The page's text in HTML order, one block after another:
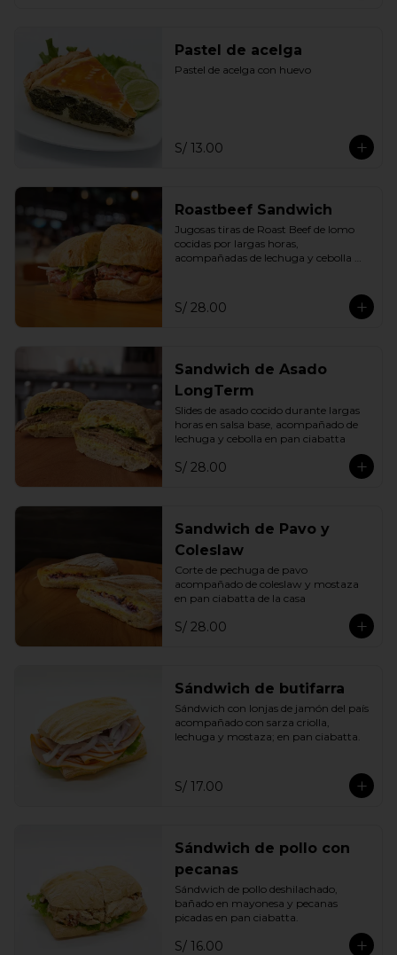
Pastel de acelga
Pastel de acelga con huevo
S/ 13.00
Roastbeef Sandwich
Jugosas tiras de Roast Beef de lomo
cocidas por largas horas,
acompañadas de lechuga y cebolla
S/ 28.00
Sandwich de Asado
LongTerm
Slides de asado cocido durante largas
horas en salsa base, acompañado de
lechuga y cebolla en pan ciabatta
S/ 28.00
Sandwich de Pavo y
Coleslaw
Corte de pechuga de pavo
acompañado de coleslaw y mostaza
en pan ciabatta de la casa
S/ 28.00
Sándwich de butifarra
Sándwich con lonjas de jamón del país
acompañado con sarza criolla,
lechuga y mostaza; en pan ciabatta.
S/ 17.00
Sándwich de pollo con
pecanas
Sándwich de pollo deshilachado,
bañado en mayonesa y pecanas
picadas en pan ciabatta.
S/ 16.00